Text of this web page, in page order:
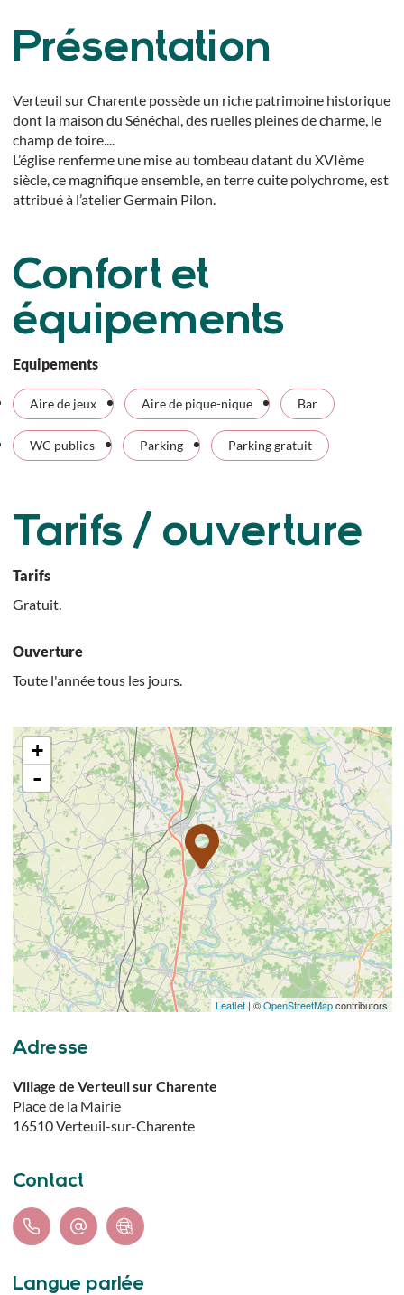
Présentation
Verteuil sur Charente possède un riche patrimoine historique
dont la maison du Sénéchal, des ruelles pleines de charme, le
champ de foire....
L’église renferme une mise au tombeau datant du XVIème
siècle, ce magnifique ensemble, en terre cuite polychrome, est
attribué à l’atelier Germain Pilon.
Confort et
équipements
Equipements
Aire de jeux Aire de pique-nique Bar
WC publics Parking Parking gratuit
Tarifs / ouverture
Tarifs
Gratuit.
Ouverture
Toute l'année tous les jours.
+
-
Leaflet| ©OpenStreetMapcontributors
Adresse
Village de Verteuil sur Charente
Place de la Mairie
16510Verteuil-sur-Charente
Contact
Langue parlée